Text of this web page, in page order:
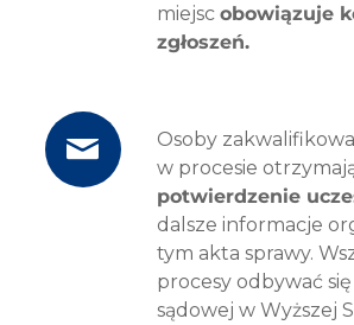
miejsc obowiązuje
zgłoszeń.
Osoby
w procesie
potwierdzenie
dalsze informacje
tym akta sprawy.
procesy odbywać
sądowej w Wyższej